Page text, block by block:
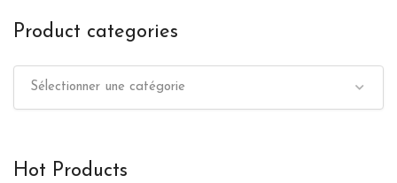
Product categories
Sélectionner une catégorie
Hot Products